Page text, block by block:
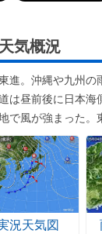
気概況
進。沖縄や九州
は昼前後に日本
で風が強まった。
況天気図